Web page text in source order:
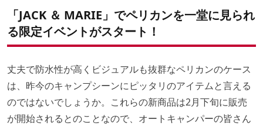
「JACK ＆ MARIE」でペリカンを一堂に見られ
る限定イベントがスタート！
丈夫で防水性が高くビジュアルも抜群なペリカンのケース
は、昨今のキャンプシーンにピッタリのアイテムと言える
のではないでしょうか。これらの新商品は2月下旬に販売
が開始されるとのことなので、オートキャンパーの皆さん